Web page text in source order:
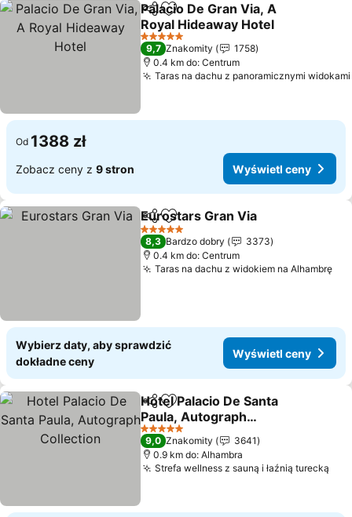
Udostępnij
Dodaj do ulubionych
Palacio De Gran Via, A
Royal Hideaway Hotel
Wyświetl ceny
5 Kategoria
9,7 Znakomity
1758
0.4 km do: Centrum
Taras na dachu z panoramicznymi widokami
Od 1388 zł
Zobacz ceny z 9 stron Wyświetl ceny
Udostępnij
Dodaj do ulubionych
Eurostars Gran Via
5 Kategoria
8,3 Bardzo dobry
3373
0.4 km do: Centrum
Taras na dachu z widokiem na Alhambrę
Wybierz daty, aby sprawdzić
dokładne ceny
Wyświetl ceny
Udostępnij
Dodaj do ulubionych
Hotel Palacio De Santa
Paula, Autograph
Collection
Wyświetl ceny
5 Kategoria
9,0 Znakomity
3641
0.9 km do: Alhambra
Strefa wellness z sauną i łaźnią turecką